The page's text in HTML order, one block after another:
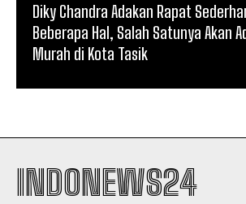
Diky Chandra Adakan Rapat
Beberapa Hal, Salah Satunya Akan
Murah di Kota Tasik
INDONEWS24